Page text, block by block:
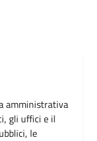
amministrativa
gli uffici e il
le